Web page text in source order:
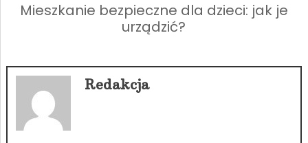
Mieszkanie bezpieczne dla dzieci: jak je
urządzić?
Redakcja